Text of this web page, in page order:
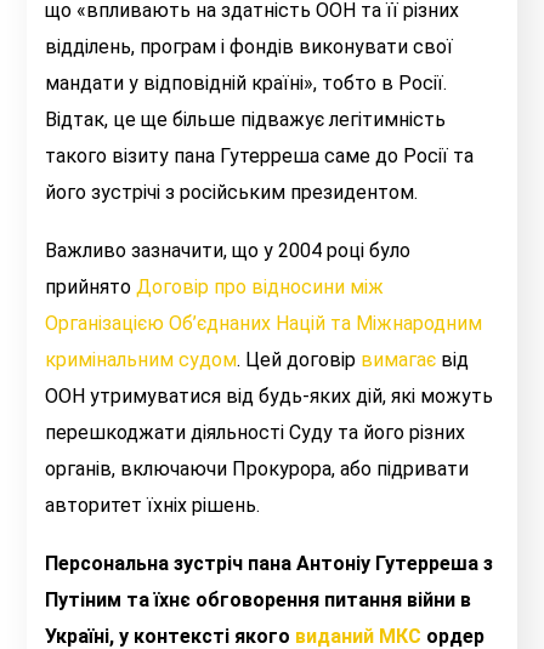
що «впливають на здатність ООН та її різних
відділень, програм і фондів виконувати свої
мандати у відповідній країні», тобто в Росії.
Відтак, це ще більше підважує легітимність
такого візиту пана Гутеррешасаме до Росії та
його зустрічі з російським президентом.
Важливо зазначити, що у2004 році було
прийнятоДоговір про відносини між
Організацією Об’єднаних Націй та Міжнародним
кримінальним судом. Цей договір вимагає від
ООН утримуватися від будь-яких дій, які можуть
перешкоджати діяльності Суду та його різних
органів, включаючи Прокурора, або підривати
авторитет їхніх рішень.
Персональна зустріч пана Антоніу Гутерреша з
Путіним та їхнє обговорення питання війни в
Україні, у контексті якого виданий МКС ордер